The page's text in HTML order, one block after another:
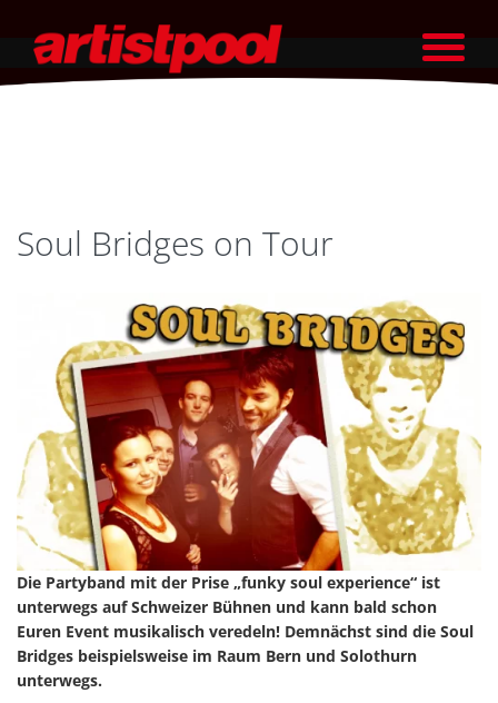
Soul Bridges on Tour
Die Partyband mit der Prise „funky soul experience“ ist
unterwegs auf Schweizer Bühnen und kann bald schon
Euren Event musikalisch veredeln! Demnächst sind die Soul
Bridges beispielsweise im Raum Bern und Solothurn
unterwegs.